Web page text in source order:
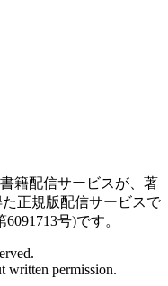
籍配信サービスが、著
正規版配信サービスで
号)です。
written permission.